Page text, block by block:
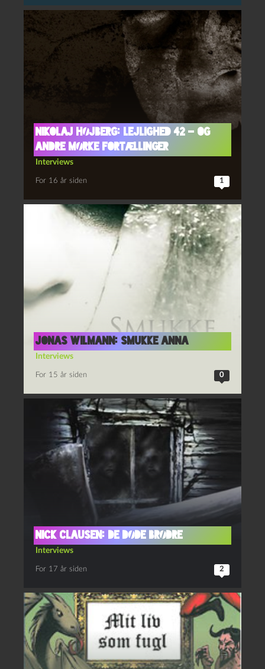
Nikolaj Højberg: Lejlighed 42 – og
andre mørke fortællinger
Interviews
For 16 år siden 1
Jonas Wilmann: Smukke Anna
Interviews
For 15 år siden 0
Nick Clausen: De døde brødre
Interviews
For 17 år siden 2